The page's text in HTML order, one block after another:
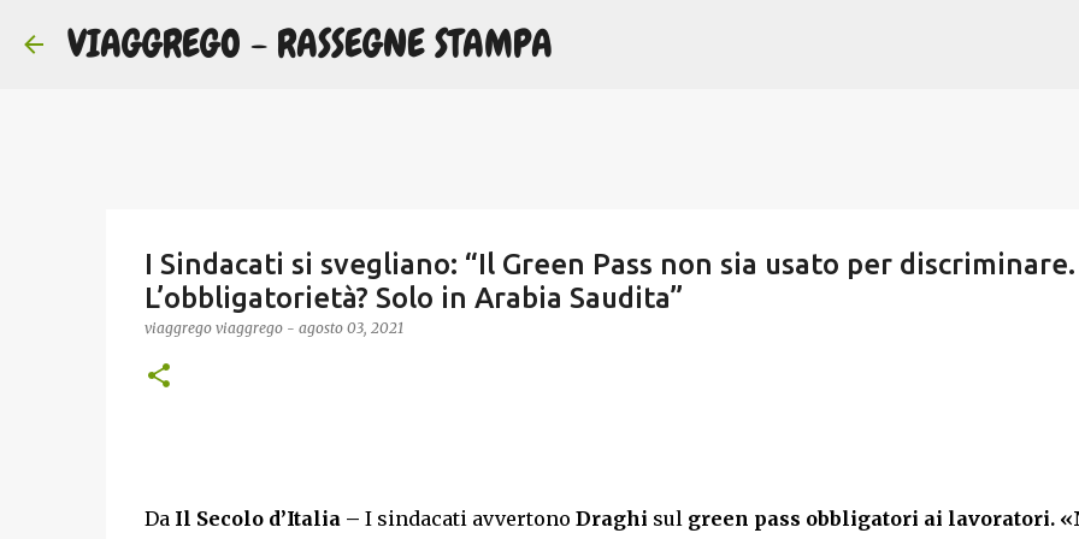
VIAGGREGO - RASSEGNE STAMPA
I Sindacati si svegliano: “Il Green Pass non sia usato per discriminare.
L’obbligatorietà? Solo in Arabia Saudita”
viaggrego viaggrego - agosto 03, 2021
Da Il Secolo d’Italia – I sindacati avvertono Draghi sul green pass obbligatori ai lavoratori.